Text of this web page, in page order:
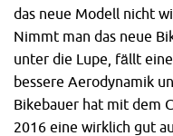
das neue Modell nicht
Nimmt man das neue
unter die Lupe, fällt
bessere Aerodynamik
Bikebauer hat mit dem
2016 eine wirklich gut